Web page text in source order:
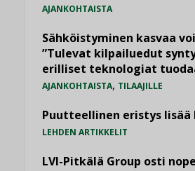
AJANKOHTAISTA
Sähköistyminen kasvaa
”Tulevat kilpailuedut
erilliset teknologiat
AJANKOHTAISTA, TILAAJILLE
Puutteellinen eristys
LEHDEN ARTIKKELIT
LVI-Pitkälä Group osti